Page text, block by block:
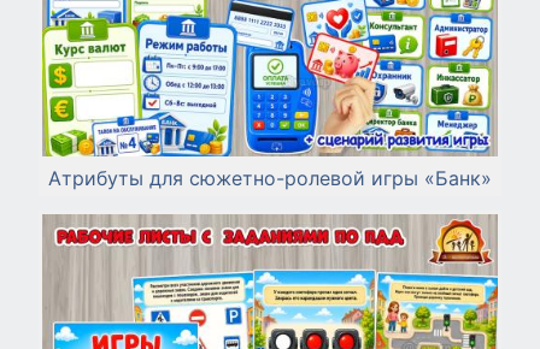
Атрибуты для сюжетно-ролевой игры «Банк»